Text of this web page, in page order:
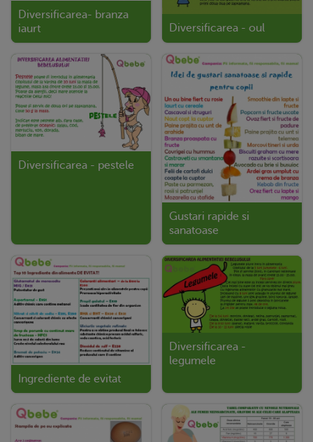
Diversificarea- branza
iaurt
Diversificarea - oul
Diversificarea - pestele
Gustari rapide si
sanatoase
Ingrediente de evitat
Diversificarea -
legumele